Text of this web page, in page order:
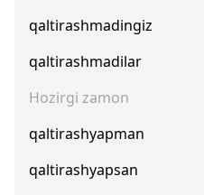
qaltirashmadingiz
qaltirashmadilar
Hozirgi zamon
qaltirashyapman
qaltirashyapsan